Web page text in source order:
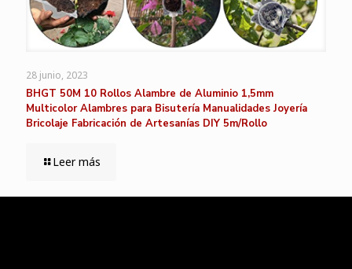
28 junio, 2023
BHGT 50M 10 Rollos Alambre de Aluminio 1,5mm
Multicolor Alambres para Bisutería Manualidades Joyería
Bricolaje Fabricación de Artesanías DIY 5m/Rollo
Leer más